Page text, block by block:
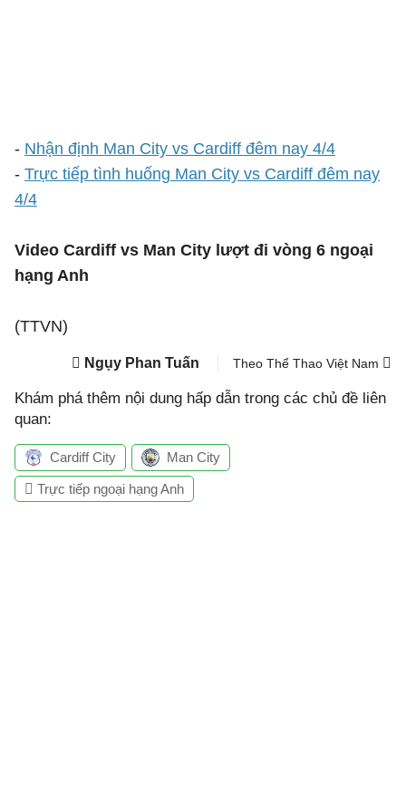
- Nhận định Man City vs Cardiff đêm nay 4/4
- Trực tiếp tình huống Man City vs Cardiff đêm nay
4/4
Video Cardiff vs Man City lượt đi vòng 6 ngoại
hạng Anh
(TTVN)
Ngụy Phan Tuấn Theo Thể Thao Việt Nam
Khám phá thêm nội dung hấp dẫn trong các chủ đề liên
quan:
Cardiff City Man City
Trực tiếp ngoại hạng Anh